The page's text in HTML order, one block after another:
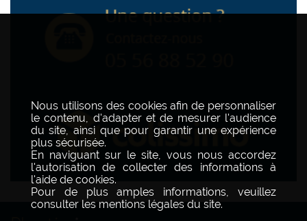
Nous utilisons des cookies afin de personnaliser
le contenu, d'adapter et de mesurer l'audience
du site, ainsi que pour garantir une expérience
plus sécurisée.
En naviguant sur le site, vous nous accordez
l'autorisation de collecter des informations à
l'aide de cookies.
Pour de plus amples informations, veuillez
consulter les mentions légales du site.